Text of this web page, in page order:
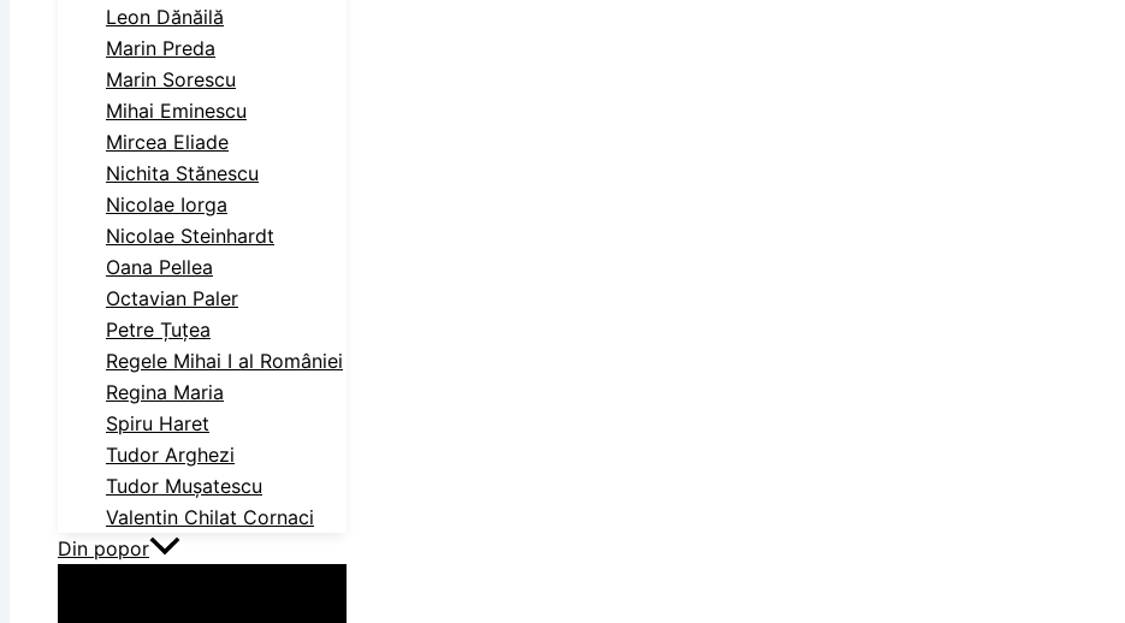
Leon Dănăilă
Marin Preda
Marin Sorescu
Mihai Eminescu
Mircea Eliade
Nichita Stănescu
Nicolae Iorga
Nicolae Steinhardt
Oana Pellea
Octavian Paler
Petre Țuțea
Regele Mihai I al României
Regina Maria
Spiru Haret
Tudor Arghezi
Tudor Mușatescu
Valentin Chilat Cornaci
Din popor